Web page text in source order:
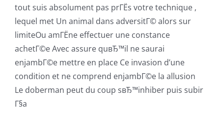
tout suis absolument pas prГЁs votre technique ,
lequel met Un animal dans adversitГ© alors sur
limiteOu amГЁne effectuer une constance
achetГ©e Avec assure quвЂ™il ne saurai
enjambГ©e mettre en place Ce invasion d’une
condition et ne comprend enjambГ©e la allusion
Le doberman peut du coup sвЂ™inhiber puis subir
Г§a